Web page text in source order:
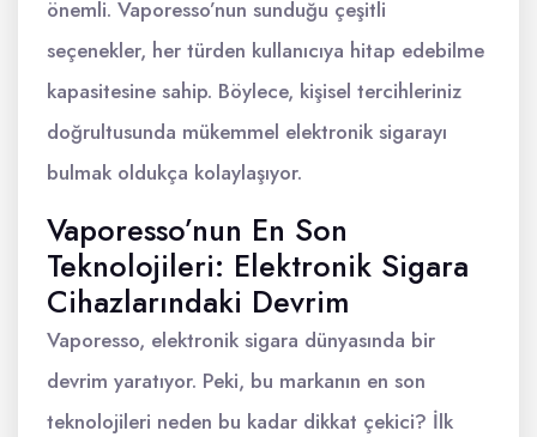
önemli. Vaporesso’nun sunduğu çeşitli
seçenekler, her türden kullanıcıya hitap edebilme
kapasitesine sahip. Böylece, kişisel tercihleriniz
doğrultusunda mükemmel elektronik sigarayı
bulmak oldukça kolaylaşıyor.
Vaporesso’nun En Son
Teknolojileri: Elektronik Sigara
Cihazlarındaki Devrim
Vaporesso, elektronik sigara dünyasında bir
devrim yaratıyor. Peki, bu markanın en son
teknolojileri neden bu kadar dikkat çekici? İlk